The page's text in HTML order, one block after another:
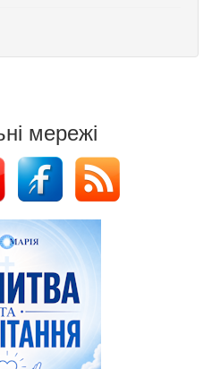
мережі